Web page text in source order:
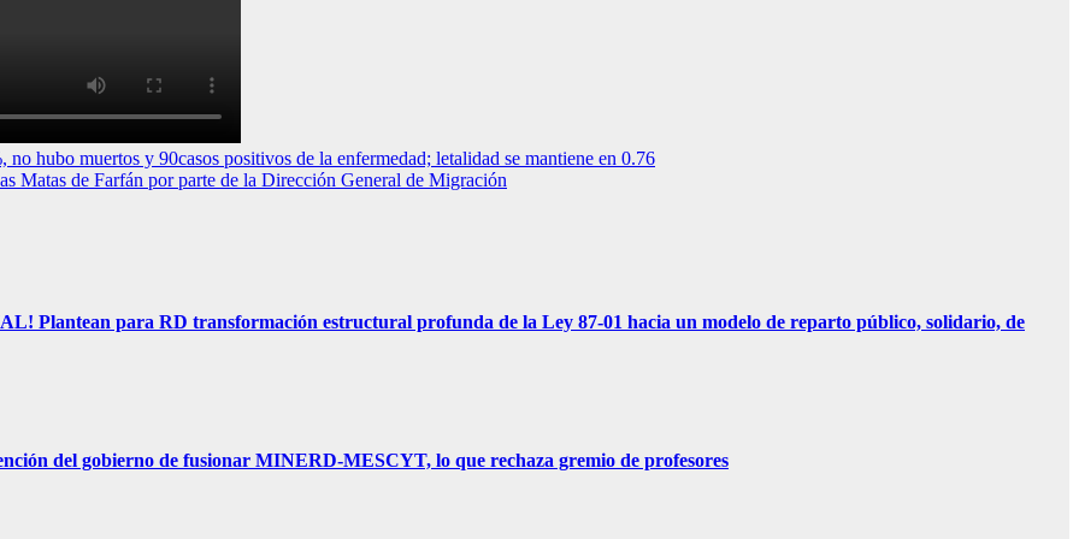
hubo muertos y 90casos positivos de la enfermedad; letalidad se mantiene en 0.76
Matas de Farfán por parte de la Dirección General de Migración
para RD transformación estructural profunda de la Ley 87-01 hacia un modelo de reparto público, solidario, de
del gobierno de fusionar MINERD-MESCYT, lo que rechaza gremio de profesores